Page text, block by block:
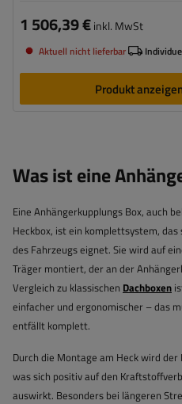
1 506,39 €inkl. MwSt
Aktuell nicht lieferbar
Produkt
Was ist eine
Eine Anhängerkupplungs Box, auch
Heckbox, ist ein komplettsystem,
des Fahrzeugs eignet. Sie wird auf
Träger montiert, der an der
Vergleich zu klassischen Dachboxen
einfacher und ergonomischer – das
entfällt komplett.
Durch die Montage am Heck wird
was sich positiv auf den
auswirkt. Besonders bei längeren